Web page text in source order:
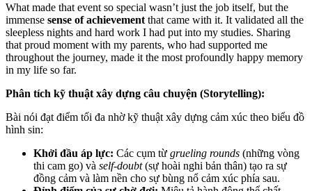
What made that event so special wasn’t just the job itself, but the
immense sense of achievement that came with it. It validated all the
sleepless nights and hard work I had put into my studies. Sharing
that proud moment with my parents, who had supported me
throughout the journey, made it the most profoundly happy memory
in my life so far.
Phân tích kỹ thuật xây dựng câu chuyện (Storytelling):
Bài nói đạt điểm tối đa nhờ kỹ thuật xây dựng cảm xúc theo biểu đồ
hình sin:
Khởi đầu áp lực: Các cụm từ grueling rounds (những vòng
thi cam go) và self-doubt(sự hoài nghi bản thân) tạo ra sự
đồng cảm và làm nền cho sự bùng nổ cảm xúc phía sau.